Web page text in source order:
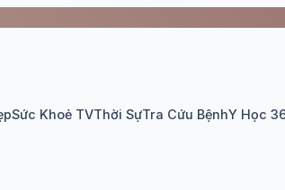
Sức Khoẻ TVThời SựTra Cứu BệnhY Học